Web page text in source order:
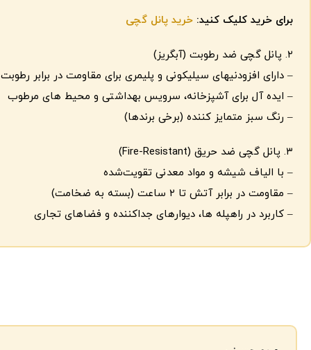
برای خرید کلیک کنید: خرید پانل گچی
۲. پانل گچی ضد رطوبت (آبگریز)
– دارای افزودنیهای سیلیکونی و پلیمری برای مقاومت در برابر رطوبت
– ایده آل برای آشپزخانه، سرویس بهداشتی و محیط های مرطوب
– رنگ سبز متمایز کننده (برخی برندها)
۳. پانل گچی ضد حریق (Fire-Resistant)
– با الیاف شیشه و مواد معدنی تقویت‌شده
– مقاومت در برابر آتش تا ۲ ساعت (بسته به ضخامت)
– کاربرد در راهپله ها، دیوارهای جداکننده و فضاهای تجاری